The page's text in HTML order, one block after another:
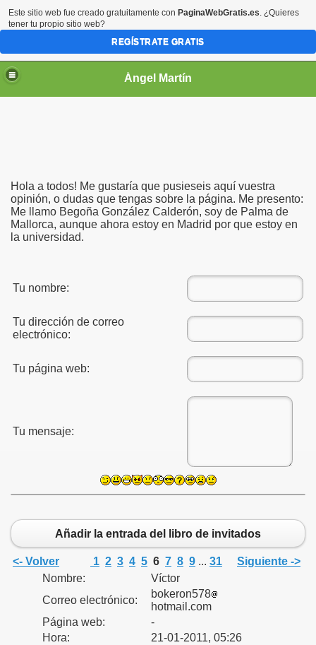
Ángel Martín
Hola a todos! Me gustaría que pusieseis aquí vuestra
opinión, o dudas que tengas sobre la página. Me presento:
Me llamo Begoña González Calderón, soy de Palma de
Mallorca, aunque ahora estoy en Madrid por que estoy en
la universidad.
Tu nombre:
Tu dirección de correo
electrónico:
Tu página web:
Tu mensaje:
Añadir la entrada del libro de invitados
<- Volver 1 2 3 4 5 6 7 8 9 ... 31
Siguiente ->
Nombre:
Víctor
Correo electrónico:
bokeron578
hotmail.com
Página web:
-
Hora:
21-01-2011, 05:26
Este sitio web fue creado gratuitamente con PaginaWebGratis.es. ¿Quieres
tener tu propio sitio web?
REGÍSTRATE GRATIS